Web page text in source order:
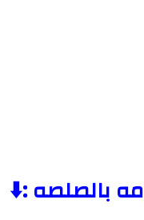
بالصلصه :⬇️